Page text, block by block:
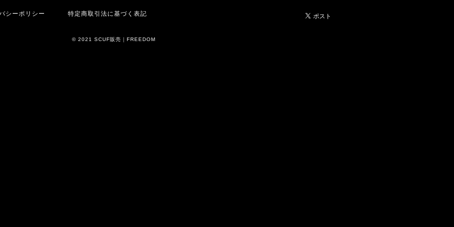
シーポリシー 特定商取引法に基づく表記
© 2021 SCUF販売｜FREEDOM